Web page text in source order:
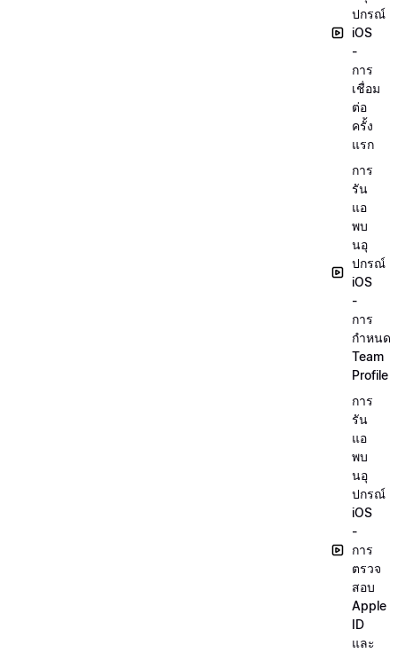
ปกรณ์
iOS
-
การ
เชื่อม
ต่อ
ครั้ง
แรก
การ
รัน
แอ
พบ
นอุ
ปกรณ์
iOS
-
การ
กำหนด
Team
Profile
การ
รัน
แอ
พบ
นอุ
ปกรณ์
iOS
-
การ
ตรวจ
สอบ
Apple
ID
และ